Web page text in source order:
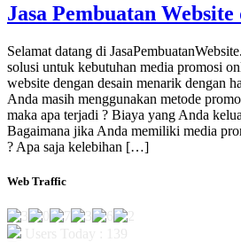
Jasa Pembuatan
Selamat datang di
solusi untuk kebutuhan media promosi
website dengan desain menarik dengan
Anda masih menggunakan metode
maka apa terjadi ? Biaya yang Anda
Bagaimana jika Anda memiliki media
? Apa saja kelebihan […]
Web Traffic